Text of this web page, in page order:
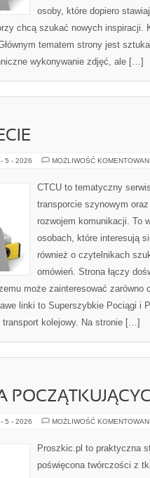
osoby, które dopiero
chcą szukać nowych inspiracji.
tematem strony jest
wykonywanie zdjęć, ale […]
5 - 2026 MOŻLIWOŚĆ
CTCU to tematyczny
transporcie szynowym
rozwojem komunikacji. To
osobach, które interesują
również o czytelnikach
omówień. Strona łączy
może zainteresować zarówno
linki to Superszybkie Pociągi i
kolejowy. Na stronie […]
5 - 2026 MOŻLIWOŚĆ
Proszkic.pl to praktyczna
poświęcona twórczości z